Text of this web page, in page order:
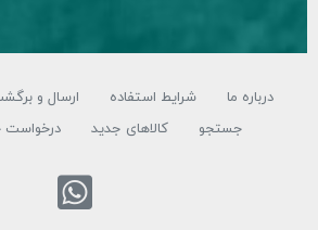
درباره ما شرایط استفاده ارسال و برگشت
جستجو
کالاهای جدید درخواست